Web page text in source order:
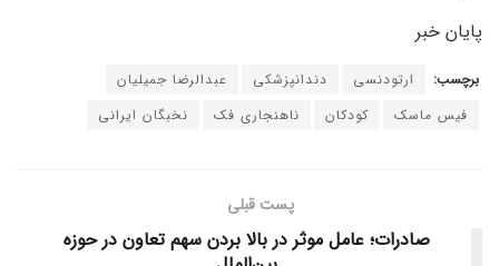
پایان خبر
برچسب: ارتودنسی دندانپزشکی
عبدالرضا جمیلیان
فیس ماسک
کودکان ناهنجاری فک نخبگان ایرانی
پست قبلی
صادرات؛ عامل موثر در بالا بردن سهم تعاون در حوزه